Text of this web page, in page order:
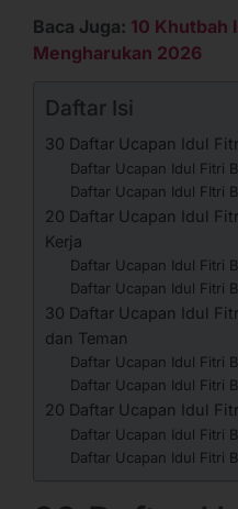
Baca Juga: 10 Khutbah
Mengharukan 2026
Daftar Isi
30 Daftar Ucapan Idul
Daftar Ucapan Idul Fitri
Daftar Ucapan Idul FItri
20 Daftar Ucapan Idul
Kerja
Daftar Ucapan Idul Fitri
Daftar Ucapan Idul Fitri
30 Daftar Ucapan Idul
dan Teman
Daftar Ucapan Idul Fitri
Daftar Ucapan Idul Fitri
20 Daftar Ucapan Idul
Daftar Ucapan Idul Fitri
Daftar Ucapan Idul Fitri